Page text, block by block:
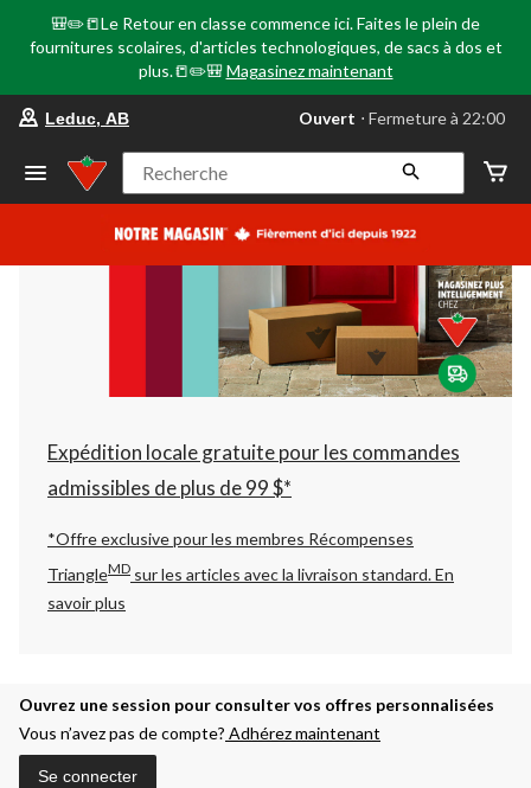
🎒✏️📒Le Retour en classe commence ici. Faites le plein de
fournitures scolaires, d'articles technologiques, de sacs à dos et
plus.📒✏️🎒 Magasinez maintenant
votre
préféré
Leduc,
AB,
courament
Fermeture
à
22:00
cliquer
pour
changer
Leduc, AB Ouvert ⋅ Fermeture à 22:00
Recherche
Expédition locale gratuite pour les commandes
admissibles de plus de 99 $*
*Offre exclusive pour les membres Récompenses
TriangleMD sur les articles avec la livraison standard.En
savoir plus
Ouvrez une session pour consulter vos offres personnalisées
Vous n’avez pas de compte? Adhérez maintenant
Se connecter